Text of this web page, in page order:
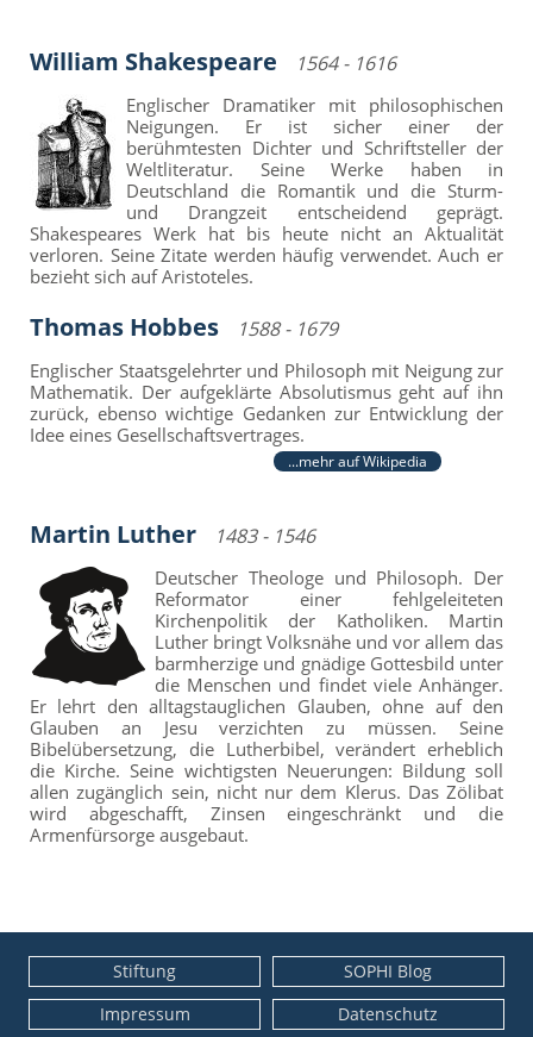
William Shakespeare 1564 - 1616
Englischer Dramatiker mit philosophischen
Neigungen. Er ist sicher einer der
berühmtesten Dichter und Schriftsteller der
Weltliteratur. Seine Werke haben in
Deutschland die Romantik und die Sturm-
und Drangzeit entscheidend geprägt.
Shakespeares Werk hat bis heute nicht an Aktualität
verloren. Seine Zitate werden häufig verwendet. Auch er
bezieht sich auf Aristoteles.
Thomas Hobbes 1588 - 1679
Englischer Staatsgelehrter und Philosoph mit Neigung zur
Mathematik. Der aufgeklärte Absolutismus geht auf ihn
zurück, ebenso wichtige Gedanken zur Entwicklung der
Idee eines Gesellschaftsvertrages.
...mehr auf Wikipedia
Martin Luther 1483 - 1546
Deutscher Theologe und Philosoph. Der
Reformator einer fehlgeleiteten
Kirchenpolitik der Katholiken. Martin
Luther bringt Volksnähe und vor allem das
barmherzige und gnädige Gottesbild unter
die Menschen und findet viele Anhänger.
Er lehrt den alltagstauglichen Glauben, ohne auf den
Glauben an Jesu verzichten zu müssen. Seine
Bibelübersetzung, die Lutherbibel, verändert erheblich
die Kirche. Seine wichtigsten Neuerungen: Bildung soll
allen zugänglich sein, nicht nur dem Klerus. Das Zölibat
wird abgeschafft, Zinsen eingeschränkt und die
Armenfürsorge ausgebaut.
Stiftung
SOPHI Blog
Impressum
Datenschutz